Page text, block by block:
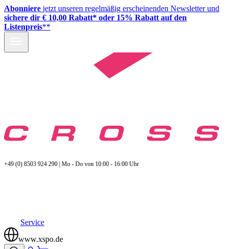
Abonniere jetzt unseren regelmäßig erscheinenden Newsletter und
sichere dir € 10,00 Rabatt* oder 15% Rabatt auf den
Listenpreis**
+49 (0) 8503 924 290 | Mo - Do von 10:00 - 16:00 Uhr
Service
www.xspo.de